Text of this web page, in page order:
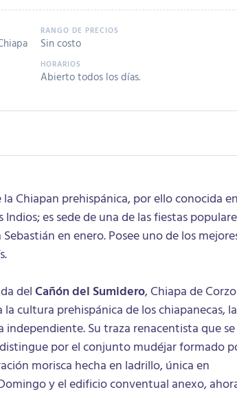
Sin costo
Abierto todos los días.
la Chiapan prehispánica, por ello conocida
es sede de una de las fiestas
en enero. Posee uno de los
delCañón del Sumidero, Chiapa de Corzo
cultura prehispánica de los chiapanecas, la
Su traza renacentista que se
por el conjunto mudéjar formado
morisca hecha en ladrillo, única en
y el edificio conventual anexo,